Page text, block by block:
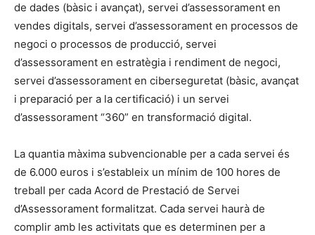
de dades (bàsic i avançat), servei d’assessorament en
vendes digitals, servei d’assessorament en processos de
negoci o processos de producció, servei
d’assessorament en estratègia i rendiment de negoci,
servei d’assessorament en ciberseguretat (bàsic, avançat
i preparació per a la certificació) i un servei
d’assessorament “360” en transformació digital.
La quantia màxima subvencionable per a cada servei és
de 6.000 euros i s’estableix un mínim de 100 hores de
treball per cada Acord de Prestació de Servei
d’Assessorament formalitzat. Cada servei haurà de
complir amb les activitats que es determinen per a